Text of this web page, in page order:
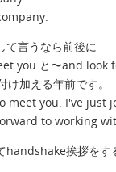
て言うなら前後に
you.と〜and look
加える年前です。
meet you. I've just
to working
handshake挨拶をす